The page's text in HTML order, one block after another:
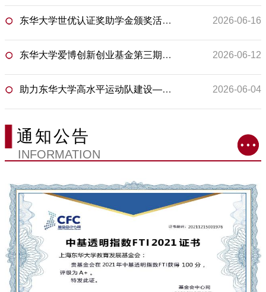
东华大学世优认证奖助学金颁奖活动顺利举行 2026-06-16
东华大学爱博创新创业基金第三期“师生科技成果转化资助（概念验证）”项目评审会顺利举行 2026-06-12
助力东华大学高水平运动队建设—安德玛公益捐赠仪式顺利举行 2026-06-04
通知公告
INFORMATION